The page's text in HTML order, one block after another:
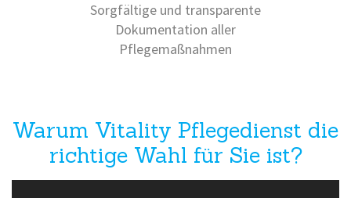
Sorgfältige und transparente
Dokumentation aller
Pflegemaßnahmen
Warum Vitality Pflegedienst die
richtige Wahl für Sie ist?